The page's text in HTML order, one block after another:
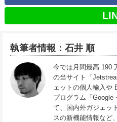
執筆者情報：石井 順
今では月間最高 190
の当サイト「
ェットの個人輸入や
プログラム「Google
て、国内外ガジェッ
スの新機能情報など